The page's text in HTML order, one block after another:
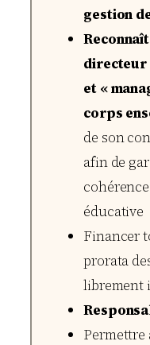
gestion
directeur
et «
corps
de son
afin de
éducative
Financer
prorata
librement